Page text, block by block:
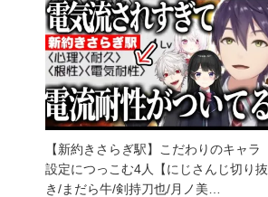
【新約きさらぎ駅】こだわりのキャラ
設定につっこむ4人【にじさんじ切り抜
き/まだら牛/剣持刀也/月ノ美…